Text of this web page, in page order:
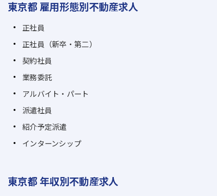
東京都 雇用形態別不動産求人
正社員
正社員（新卒・第二）
契約社員
業務委託
アルバイト・パート
派遣社員
紹介予定派遣
インターンシップ
東京都 年収別不動産求人